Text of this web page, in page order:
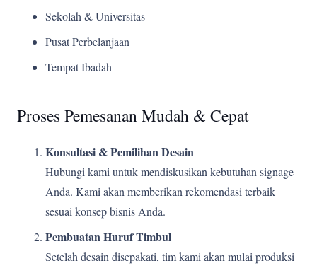
Sekolah & Universitas
Pusat Perbelanjaan
Tempat Ibadah
Proses Pemesanan Mudah & Cepat
Konsultasi & Pemilihan Desain
Hubungi kami untuk mendiskusikan kebutuhan signage
Anda. Kami akan memberikan rekomendasi terbaik
sesuai konsep bisnis Anda.
Pembuatan Huruf Timbul
Setelah desain disepakati, tim kami akan mulai produksi